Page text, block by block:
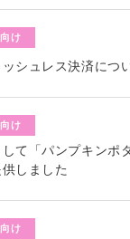
け
シュレス決済につ
け
て「パンプキンポ
しました
け